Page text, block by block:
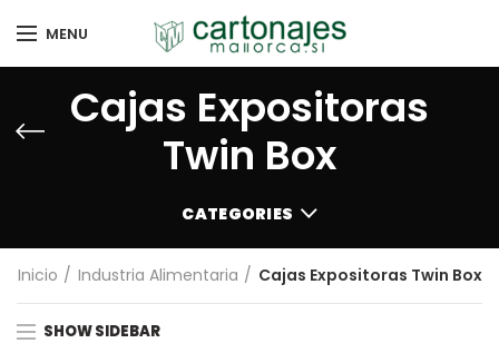
MENU
Cajas Expositoras
Twin Box
CATEGORIES
Inicio Industria Alimentaria Cajas Expositoras Twin Box
SHOW SIDEBAR